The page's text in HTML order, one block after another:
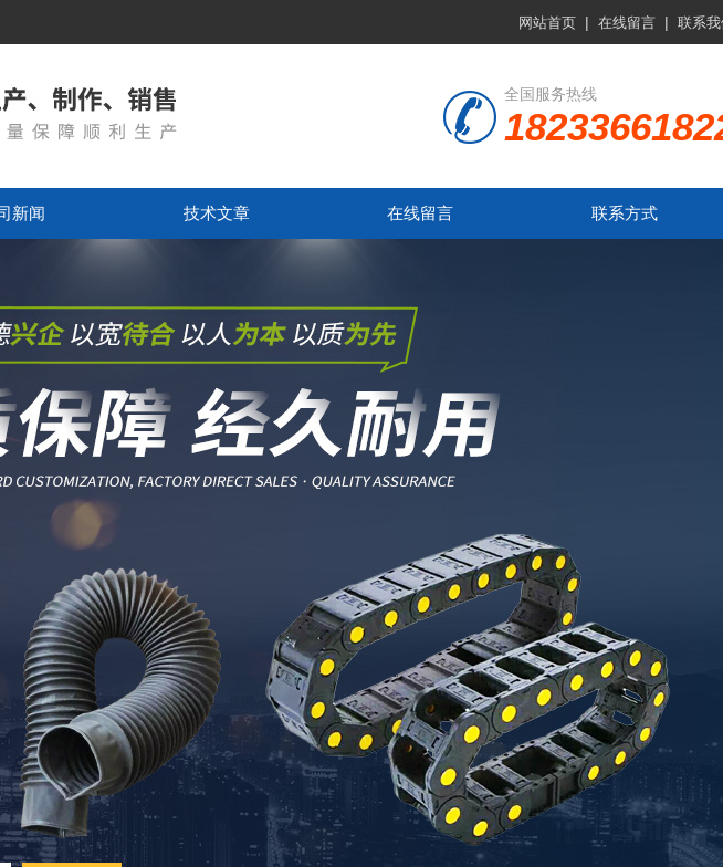
网站首页 | 在线留言 | 联系
全国服务热线
新闻 技术文章 在线留言 联系方式